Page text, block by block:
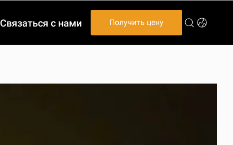
Связаться с нами Получить цену